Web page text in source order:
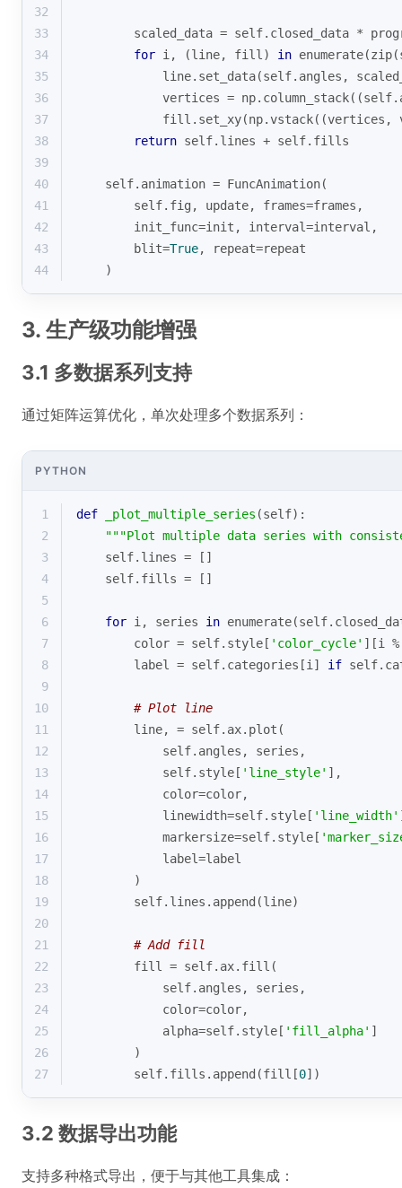
32
33
scaled_data = self.closed_data *
34
for i, (line, fill) in enumerate(zip
35
line.set_data(self.angles,
36
vertices =
37
fill.set_xy(np.vstack((vertices,
38
return self.lines + self.fills
39
40
    self.animation = FuncAnimation(
41
        self.fig, update, frames=frames,
42
        init_func=init, interval=interval,
43
        blit=
True, repeat=repeat
44
    )
3. 生产级功能增强
3.1 多数据系列支持
通过矩阵运算优化，单次处理多个数据系列：
PYTHON
1 def _plot_multiple_series (self):
2
"""Plot multiple data series with
3
    self.lines = []
4
    self.fills = []
5
6
for i, series in enumerate
7
        color = self.style[
'color_cycle' ][i
8
        label = self.categories[i]
if
9
10
# Plot line
11
        line, = self.ax.plot(
12
            self.angles, series,
13
            self.style[
'line_style' ],
14
            color=color,
15
            linewidth=self.style[
'line_width'
16
            markersize=self.style[
17
            label=label
18
        )
19
        self.lines.append(line)
20
21
# Add fill
22
        fill = self.ax.fill(
23
            self.angles, series,
24
            color=color,
25
            alpha=self.style[
'fill_alpha' ]
26
        )
27
        self.fills.append(fill[
0])
3.2 数据导出功能
支持多种格式导出，便于与其他工具集成：